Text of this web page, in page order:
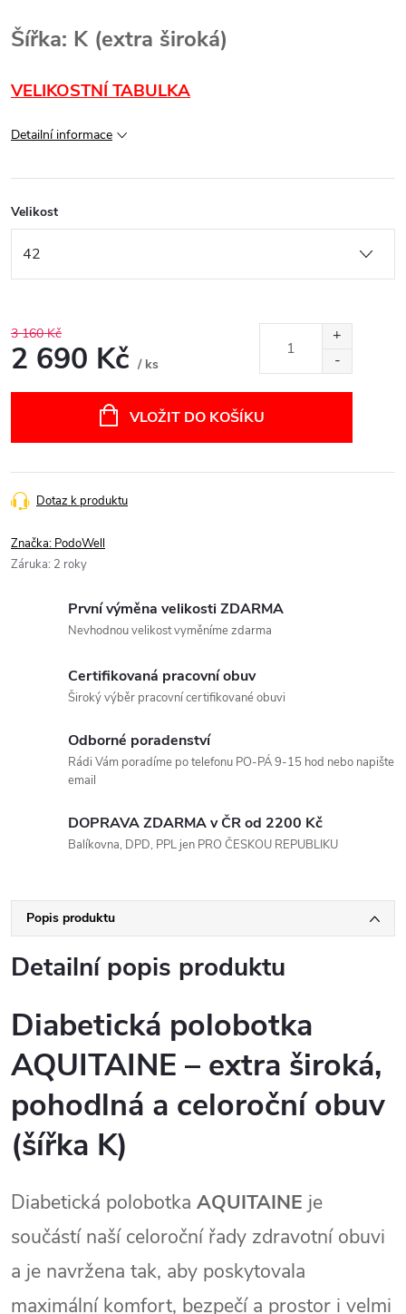
Šířka: K (extra široká)
VELIKOSTNÍ TABULKA
Detailní informace
Velikost
3 160 Kč
2 690 Kč / ks
VLOŽIT DO KOŠÍKU
Dotaz k produktu
Značka: PodoWell
Záruka: 2 roky
První výměna velikosti ZDARMA
Nevhodnou velikost vyměníme zdarma
Certifikovaná pracovní obuv
Široký výběr pracovní certifikované obuvi
Odborné poradenství
Rádi Vám poradíme po telefonu PO-PÁ 9-15 hod nebo napište
email
DOPRAVA ZDARMA v ČR od 2200 Kč
Balíkovna, DPD, PPL jen PRO ČESKOU REPUBLIKU
Popis produktu
Detailní popis produktu
Diabetická polobotka
AQUITAINE – extra široká,
pohodlná a celoroční obuv
(šířka K)
Diabetická polobotka AQUITAINE je
součástí naší celoroční řady zdravotní obuvi
a je navržena tak, aby poskytovala
maximální komfort, bezpečí a prostor i velmi